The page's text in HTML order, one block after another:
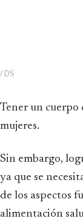
/ DS
Tener un cuerpo con curvas es el propósito de muchas
mujeres.
Sin embargo,
ya que se
de los aspectos
alimentación